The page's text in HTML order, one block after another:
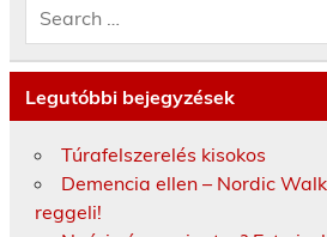
Legutóbbi bejegyzések
Túrafelszerelés kisokos
Demencia ellen – Nordic
reggeli!